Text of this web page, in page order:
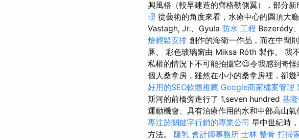
興風格（較早建造的齊格勒側翼），部分
理 從藝術的角度來看，水療中心的圓頂大
Vastagh, Jr.、Gyula 防水 工程 Bezerédy
燴輕鬆安排 創作的海衛一作品，而在中間
豚。 彩色玻璃窗由 Miksa Róth 製作。 我
私權的情況下不可能拍攝它😉令我感到奇
個人桑拿房，雖然在小小的桑拿房裡，卻
好用的SEO軟體推薦 Google商家檔案管理
斯河的前橋旁進行了 1,seven hundred 基
運動機會、具有治療作用的水和中部高山
專注於關鍵字行銷的專業公司 早中世紀時
方法。 隆乳 會計師事務所 士林 整骨 打掃